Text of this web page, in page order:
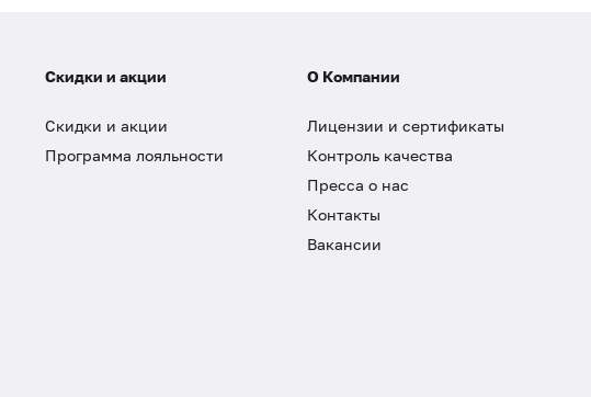
Скидки и акции
Скидки и акции
Программа лояльности
О Компании
Лицензии и сертификаты
Контроль качества
Пресса о нас
Контакты
Вакансии